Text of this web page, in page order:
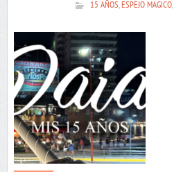
15 AÑOS,ESPEJO MAGICO,